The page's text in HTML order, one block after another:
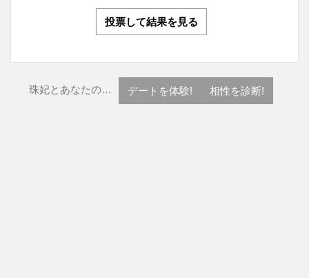
投票して結果を見る
珠妃とあなたの… デートを体験! 相性を診断!